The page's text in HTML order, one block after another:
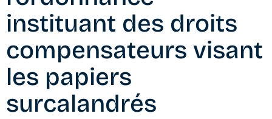
instituant des droits
compensateurs visant
les papiers
surcalandrés